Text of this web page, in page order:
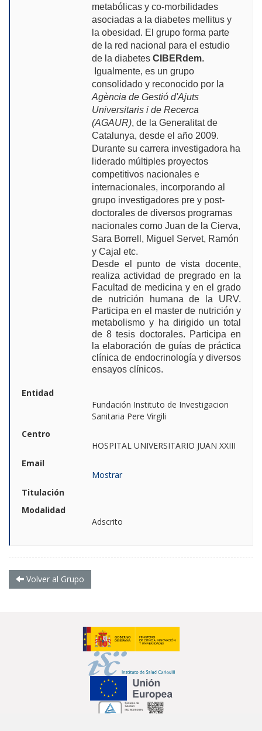
metabólicas y co-morbilidades
asociadas a la diabetes mellitus y
la obesidad. El grupo forma parte
de la red nacional para el estudio
de la diabetes CIBERdem.
Igualmente, es un grupo
consolidado y reconocido por la
Agència de Gestió d'Ajuts
Universitaris i de Recerca
(AGAUR), de la Generalitat de
Catalunya, desde el año 2009.
Durante su carrera investigadora ha
liderado múltiples proyectos
competitivos nacionales e
internacionales, incorporando al
grupo investigadores pre y post-
doctorales de diversos programas
nacionales como Juan de la Cierva,
Sara Borrell, Miguel Servet, Ramón
y Cajal etc.
Desde el punto de vista docente,
realiza actividad de pregrado en la
Facultad de medicina y en el grado
de nutrición humana de la URV.
Participa en el master de nutrición y
metabolismo y ha dirigido un total
de 8 tesis doctorales. Participa en
la elaboración de guías de práctica
clínica de endocrinología y diversos
ensayos clínicos.
Entidad
Fundación Instituto de Investigacion
Sanitaria Pere Virgili
Centro
HOSPITAL UNIVERSITARIO JUAN XXIII
Email
Mostrar
Titulación
Modalidad
Adscrito
Volver al Grupo